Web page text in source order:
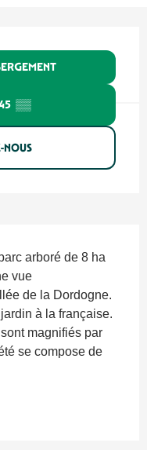
▒▒
NOUS
arboré de 8 ha
vue
de la Dordogne.
à la française.
magnifiés par
se compose de